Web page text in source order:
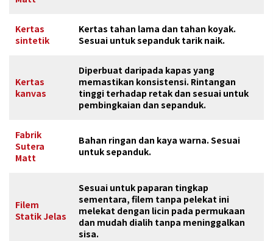
Kertas
sintetik
Kertas tahan lama dan tahan koyak.
Sesuai untuk sepanduk tarik naik.
Kertas
kanvas
Diperbuat daripada kapas yang
memastikan konsistensi. Rintangan
tinggi terhadap retak dan sesuai untuk
pembingkaian dan sepanduk.
Fabrik
Sutera
Matt
Bahan ringan dan kaya warna. Sesuai
untuk sepanduk.
Filem
Statik Jelas
Sesuai untuk paparan tingkap
sementara, filem tanpa pelekat ini
melekat dengan licin pada permukaan
dan mudah dialih tanpa meninggalkan
sisa.